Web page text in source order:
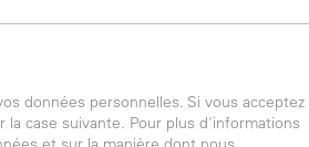
données personnelles. Si vous acceptez
case suivante. Pour plus d'informations